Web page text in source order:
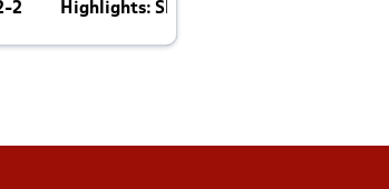
2 Highlights: Skotland - Danmark 4-2